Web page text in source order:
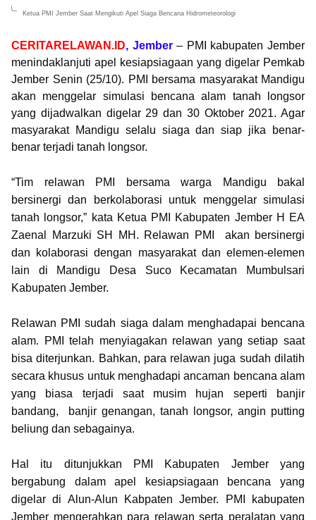
Ketua PMI Jember Saat Mengikuti Apel Siaga Bencana Hidrometeorologi
CERITARELAWAN.ID, Jember– PMI kabupaten Jember
menindaklanjuti apel kesiapsiagaan yang digelar Pemkab
Jember Senin (25/10). PMI bersama masyarakat Mandigu
akan menggelar simulasi bencana alam tanah longsor
yang dijadwalkan digelar 29 dan 30 Oktober 2021. Agar
masyarakat Mandigu selalu siaga dan siap jika benar-
benar terjadi tanah longsor.
“Tim relawan PMI bersama warga Mandigu bakal
bersinergi dan berkolaborasi untuk menggelar simulasi
tanah longsor,” kata Ketua PMI Kabupaten Jember H EA
Zaenal Marzuki SH MH. Relawan PMI akan bersinergi
dan kolaborasi dengan masyarakat dan elemen-elemen
lain di Mandigu Desa Suco Kecamatan Mumbulsari
Kabupaten Jember.
Relawan PMI sudah siaga dalam menghadapai bencana
alam. PMI telah menyiagakan relawan yang setiap saat
bisa diterjunkan. Bahkan, para relawan juga sudah dilatih
secara khusus untuk menghadapi ancaman bencana alam
yang biasa terjadi saat musim hujan seperti banjir
bandang, banjir genangan, tanah longsor, angin putting
beliung dan sebagainya.
Hal itu ditunjukkan PMI Kabupaten Jember yang
bergabung dalam apel kesiapsiagaan bencana yang
digelar di Alun-Alun Kabpaten Jember. PMI kabupaten
Jember mengerahkan para relawan serta peralatan yang